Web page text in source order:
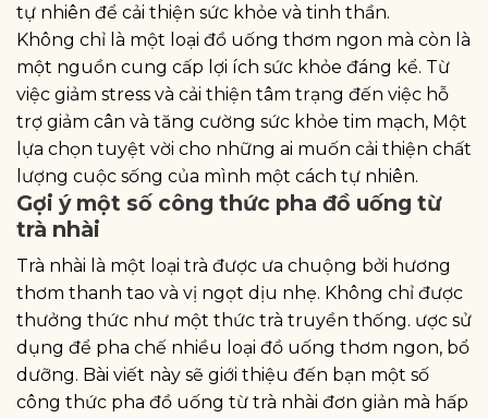
tự nhiên để cải thiện sức khỏe và tinh thần.
Không chỉ là một loại đồ uống thơm ngon mà còn là
một nguồn cung cấp lợi ích sức khỏe đáng kể. Từ
việc giảm stress và cải thiện tâm trạng đến việc hỗ
trợ giảm cân và tăng cường sức khỏe tim mạch, Một
lựa chọn tuyệt vời cho những ai muốn cải thiện chất
lượng cuộc sống của mình một cách tự nhiên.
Gợi ý một số công thức pha đồ uống từ
trà nhài
Trà nhài là một loại trà được ưa chuộng bởi hương
thơm thanh tao và vị ngọt dịu nhẹ. Không chỉ được
thưởng thức như một thức trà truyền thống. ược sử
dụng để pha chế nhiều loại đồ uống thơm ngon, bổ
dưỡng. Bài viết này sẽ giới thiệu đến bạn một số
công thức pha đồ uống từ trà nhài đơn giản mà hấp